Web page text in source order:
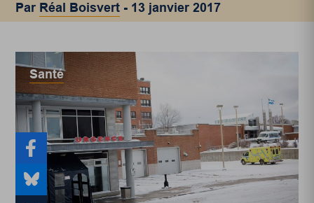
Par Réal Boisvert - 13 janvier 2017
Santé